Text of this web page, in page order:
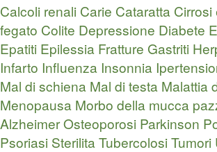
Calcoli renali Carie Cataratta Cirrosi
fegato Colite Depressione Diabete
Epatiti Epilessia Fratture Gastriti
Infarto Influenza Insonnia
Mal di schiena Mal di testa Malattia
Menopausa Morbo della mucca
AlzheimerOsteoporosi Parkinson
Psoriasi SterilitaTubercolosiTumori